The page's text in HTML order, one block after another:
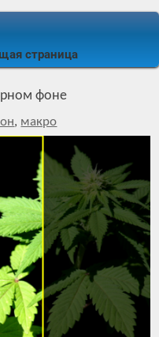
страница
фоне
, макро